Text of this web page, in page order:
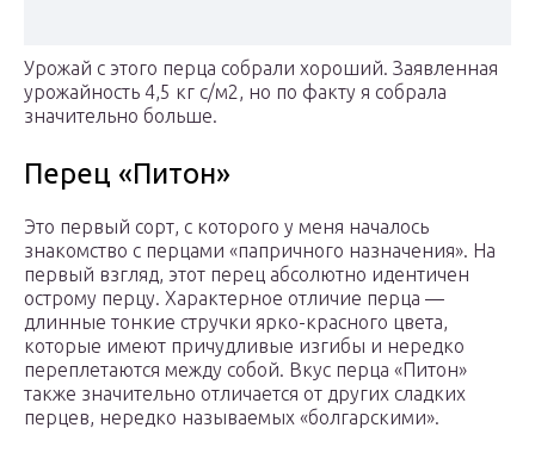
Урожай с этого перца собрали хороший. Заявленная
урожайность 4,5 кг с/м2, но по факту я собрала
значительно больше.
Перец «Питон»
Это первый сорт, с которого у меня началось
знакомство с перцами «папричного назначения». На
первый взгляд, этот перец абсолютно идентичен
острому перцу. Характерное отличие перца —
длинные тонкие стручки ярко-красного цвета,
которые имеют причудливые изгибы и нередко
переплетаются между собой. Вкус перца «Питон»
также значительно отличается от других сладких
перцев, нередко называемых «болгарскими».